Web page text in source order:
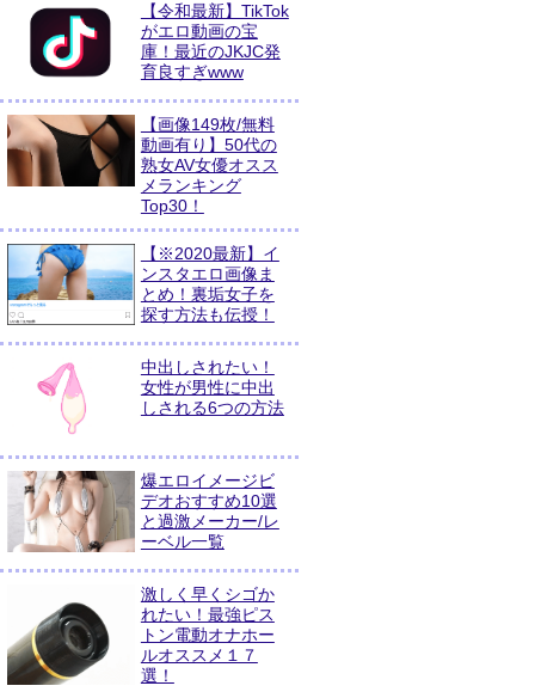
【令和最新】TikTok
がエロ動画の宝
庫！最近のJKJC発
育良すぎwww
【画像149枚/無料
動画有り】50代の
熟女AV女優オスス
メランキング
Top30！
【※2020最新】イ
ンスタエロ画像ま
とめ！裏垢女子を
探す方法も伝授！
中出しされたい！
女性が男性に中出
しされる6つの方法
爆エロイメージビ
デオおすすめ10選
と過激メーカー/レ
ーベル一覧
激しく早くシゴか
れたい！最強ピス
トン電動オナホー
ルオススメ１７
選！